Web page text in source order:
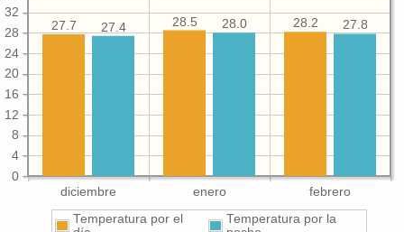
diciembre enero febrero
0
4
8
12
16
20
24
28
32
28.2
28.5
27.7 27.8
28.0
27.4
Temperatura por el
Temperatura por la